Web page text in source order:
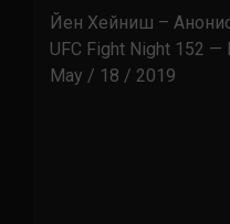
Йен Хейниш –
UFC Fight Night 152 —
May / 18 / 2019